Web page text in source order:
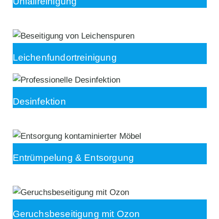
Leichenfundortreinigung
Desinfektion
Entrümpelung & Entsorgung
Geruchsbeseitigung mit Ozon